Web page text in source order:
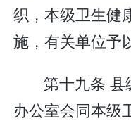
织，本级卫生健
施，有关单位予
第十九条 县
办公室会同本级